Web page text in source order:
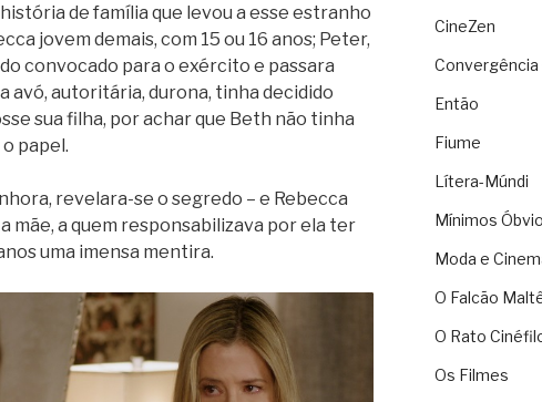
de família que levou a esse estranho
jovem demais, com 15 ou 16 anos; Peter,
convocado para o exército e passara
avó, autoritária, durona, tinha decidido
sua filha, por achar que Beth não tinha
papel.
revelara-se o segredo – e Rebecca
mãe, a quem responsabilizava por ela ter
uma imensa mentira.
CineZen
Convergência
Então
Fiume
Lítera-Múndi
Mínimos
Moda e
O Falcão
O Rato
Os Filmes